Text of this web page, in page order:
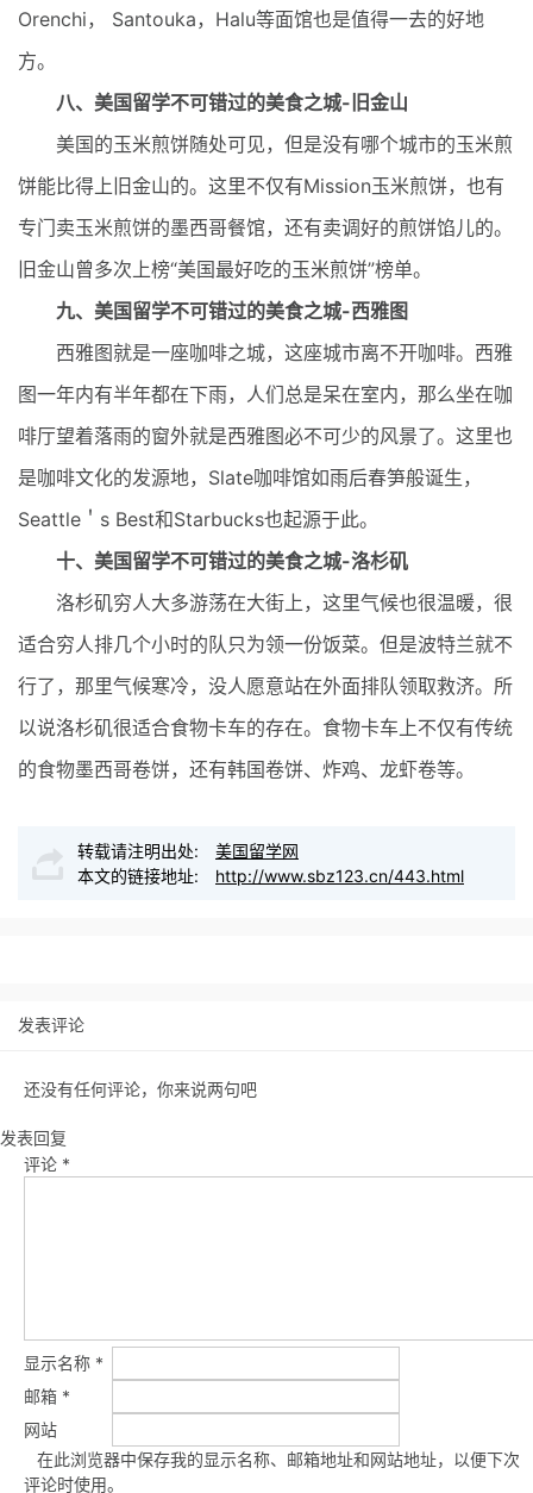
Orenchi， Santouka，Halu等面馆也是值得一去的好地
方。
八、美国留学不可错过的美食之城-旧金山
美国的玉米煎饼随处可见，但是没有哪个城市的玉米煎
饼能比得上旧金山的。这里不仅有Mission玉米煎饼，也有
专门卖玉米煎饼的墨西哥餐馆，还有卖调好的煎饼馅儿的。
旧金山曾多次上榜“美国最好吃的玉米煎饼”榜单。
九、美国留学不可错过的美食之城-西雅图
西雅图就是一座咖啡之城，这座城市离不开咖啡。西雅
图一年内有半年都在下雨，人们总是呆在室内，那么坐在咖
啡厅望着落雨的窗外就是西雅图必不可少的风景了。这里也
是咖啡文化的发源地，Slate咖啡馆如雨后春笋般诞生，
Seattle＇s Best和Starbucks也起源于此。
十、美国留学不可错过的美食之城-洛杉矶
洛杉矶穷人大多游荡在大街上，这里气候也很温暖，很
适合穷人排几个小时的队只为领一份饭菜。但是波特兰就不
行了，那里气候寒冷，没人愿意站在外面排队领取救济。所
以说洛杉矶很适合食物卡车的存在。食物卡车上不仅有传统
的食物墨西哥卷饼，还有韩国卷饼、炸鸡、龙虾卷等。
转载请注明出处:
美国留学网
本文的链接地址:
http://www.sbz123.cn/443.html
发表评论
还没有任何评论，你来说两句吧
发表回复
评论 *
显示名称 *
邮箱 *
网站
在此浏览器中保存我的显示名称、邮箱地址和网站地址，以便下次
评论时使用。